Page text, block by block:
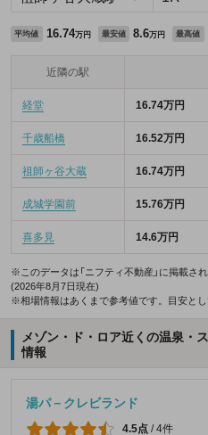
平均値 16.74万円 最安値 8.6万円 最高値
近隣の駅
経堂 16.74万円
千歳船橋 16.52万円
祖師ヶ谷大蔵 16.74万円
成城学園前 15.76万円
喜多見 14.6万円
※このデータは「ニフティ不動産」に掲載さ
(2026年8月7日現在)
※相場情報はあくまで参考値です。目安とし
メゾン・ド・ロア近くの温泉・
情報
湯パ－クレビランド
4.5点 /4件